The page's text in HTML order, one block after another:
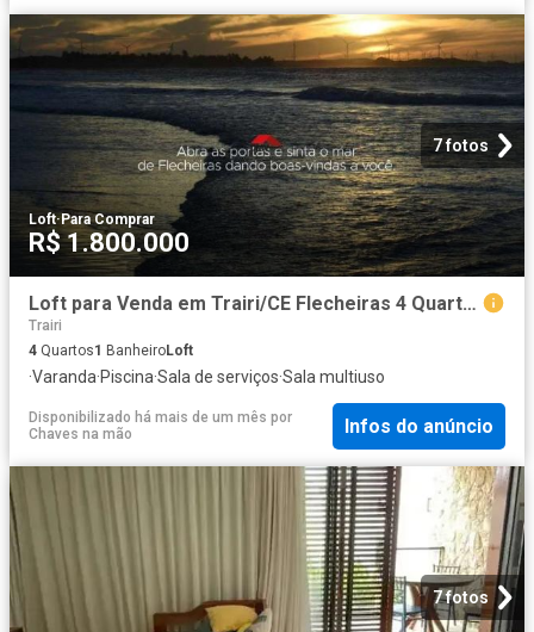
7 fotos
Loft·Para Comprar
R$ 1.800.000
Loft para Venda em Trairi/CE Flecheiras 4 Quartos
Trairi
4 Quartos1 BanheiroLoft
·Varanda·Piscina·Sala de serviços·Sala multiuso
Disponibilizado há mais de um mês por
Chaves na mão
Infos do anúncio
7 fotos